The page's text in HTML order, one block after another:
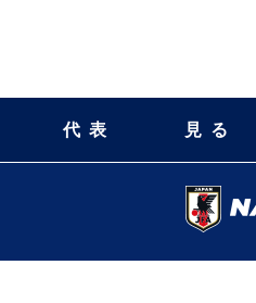
代表 見る